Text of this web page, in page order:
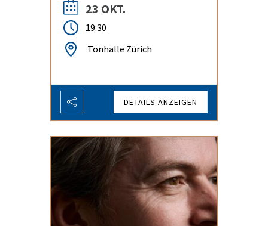
23 OKT.
19:30
Tonhalle Zürich
DETAILS ANZEIGEN